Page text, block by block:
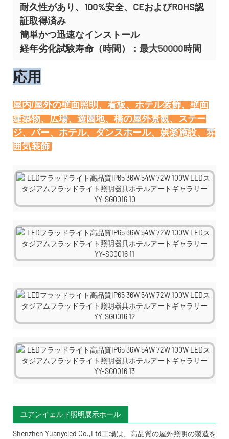
耐久性があり、100%安全、CEおよびROHS認
証取得済み
簡単かつ迅速なインストール
経年劣化試験寿命（時間）：最大50000時間
応用
屋内/屋外の壁面照明、看板、ホテル装飾、壁面
建築物、広場、遊園地、橋の屋外景観、ステー
ジ、バー、ホテル、ダンスホール、娯楽施設、雰
囲気装飾
ユアンイェルド照明展示ホール
Shenzhen Yuanyeled Co.,Ltd工場は、高品質の屋外照明の製造を